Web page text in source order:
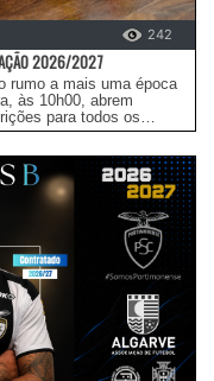
242
2026/2027
rumo a mais uma época
às 10h00, abrem
para todos os
Sporting Clube para